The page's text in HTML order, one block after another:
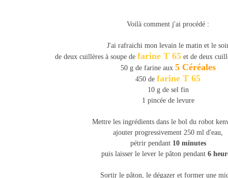
Voilà comment j'ai procédé :
J'ai rafraichi mon levain le matin et le
de deux cuillères à soupe de farine T 65 et de deux
50 g de farine aux 5 Céréales
450 de farine T 65
10 g de sel fin
1 pincée de levure
Mettre les ingrédients dans le bol du robot
ajouter progressivement 250 ml d'eau,
pétrir pendant 10 minutes
puis laisser le lever le pâton pendant 6
Sortir le pâton, le dégazer et former une